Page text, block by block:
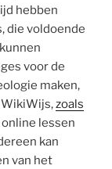
hebben
die voldoende
voor de
maken,
WikiWijs,zoals
lessen
kan
van het